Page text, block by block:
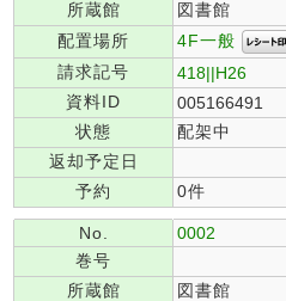
所蔵館
図書館
配置場所
4F一般
請求記号
418||H26
資料ID
005166491
状態
配架中
返却予定日
予約
0件
No.
0002
巻号
所蔵館
図書館